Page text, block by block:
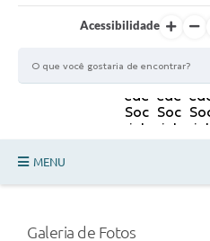
Acessibilidade
MENU
Secretarias
Galeria de Fotos